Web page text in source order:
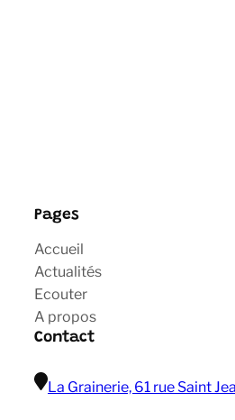
Pages
Accueil
Actualités
Ecouter
A propos
Contact
La Grainerie, 61 rue Saint